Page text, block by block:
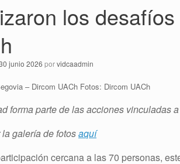
los
junio 2026 porvidcaadmin
– Dircom UACh Fotos: Dircom UACh
forma parte de las acciones vinculadas
galería de fotosaquí
cercana a las 70 personas,